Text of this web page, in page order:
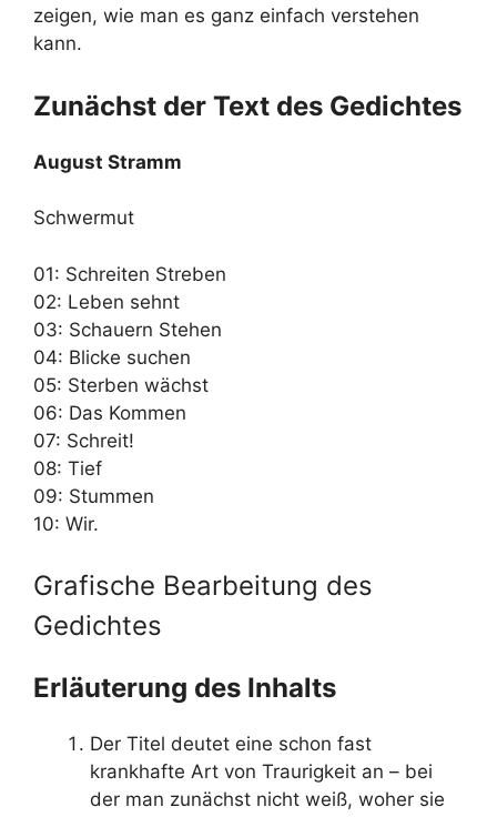
zeigen, wie man es ganz einfach verstehen
kann.
Zunächst der Text des Gedichtes
August Stramm
Schwermut
01: Schreiten Streben
02: Leben sehnt
03: Schauern Stehen
04: Blicke suchen
05: Sterben wächst
06: Das Kommen
07: Schreit!
08: Tief
09: Stummen
10: Wir.
Grafische Bearbeitung des
Gedichtes
Erläuterung des Inhalts
Der Titel deutet eine schon fast
krankhafte Art von Traurigkeit an – bei
der man zunächst nicht weiß, woher sie